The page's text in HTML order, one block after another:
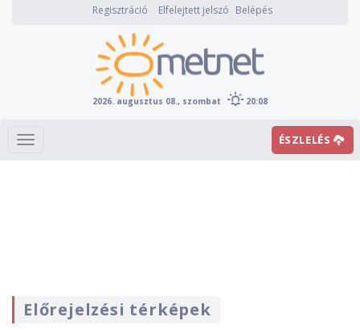
Regisztráció Elfelejtett jelszó Belépés
2026. augusztus 08., szombat 20:08
ÉSZLELÉS
Előrejelzési térképek